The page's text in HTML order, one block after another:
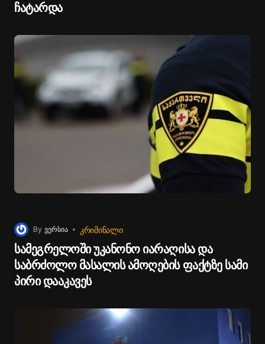
ჩატარდა
By ვერსია ᲙᲠᲘᲛᲘᲜᲐᲚᲘ
სამეგრელოში უკანონო იარაღისა და
საბრძოლო მასალის ამოღების ფაქტზე სამი
პირი დააკავეს